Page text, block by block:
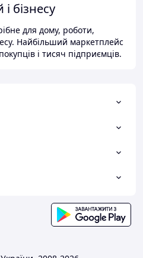
бізнесу
для дому, роботи,
Найбільший маркетплейс
і тисяч підприємців.